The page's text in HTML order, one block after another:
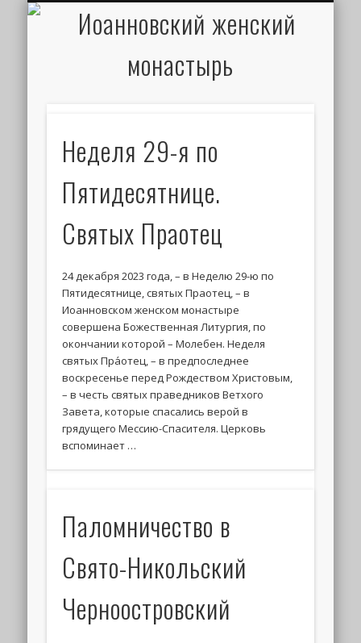
Неделя 29-я по
Пятидесятнице.
Святых Праотец
24 декабря 2023 года, – в Неделю 29-ю по
Пятидесятнице, святых Праотец, – в
Иоанновском женском монастыре
совершена Божественная Литургия, по
окончании которой – Молебен. Неделя
святых Пра́отец, – в предпоследнее
воскресенье перед Рождеством Христовым,
– в честь святых праведников Ветхого
Завета, которые спасались верой в
грядущего Мессию-Спасителя. Церковь
вспоминает …
Паломничество в
Свято-Никольский
Черноостровский